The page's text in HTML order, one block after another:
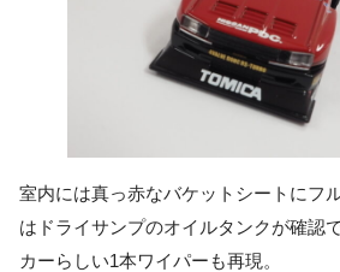
室内には真っ赤なバケットシートにフ
はドライサンプのオイルタンクが確認
カーらしい1本ワイパーも再現。